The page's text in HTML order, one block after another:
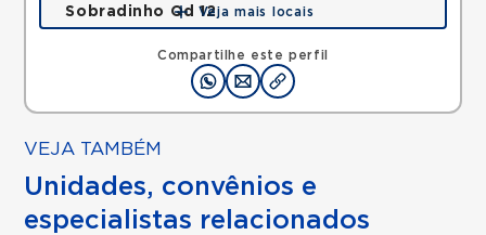
Compartilhe este perfil
Sobradinho Qd 12
QUADRA, SOBRADINHO, Brasilia, DF, 73010120 •
Veja mais locais
VEJA TAMBÉM
Unidades, convênios e
especialistas relacionados